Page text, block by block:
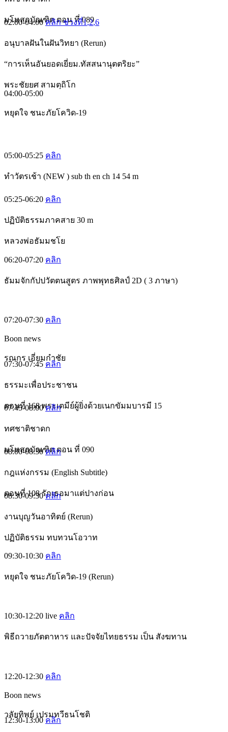
มโหสถบัณฑิต ตอน ที่ 089
02:00-04:00คลิก ช่วงที่1,2,6
อนุบาลฝันในฝันวิทยา (Rerun)
“การเห็นอันยอดเยี่ยม.ทัสสนานุตตริยะ”
พระชัยยศ สามตฺถิโก
04:00-05:00
หยุดใจ ชนะภัยโควิด-19
05:00-05:25 คลิก
ทำวัตรเช้า (NEW ) sub th en ch 14 54 m
05:25-06:20 คลิก
ปฏิบัติธรรมภาคสาย 30 m
หลวงพ่อธัมมชโย
06:20-07:20 คลิก
ธัมมจักกัปปวัตตนสูตร ภาพพุทธศิลป์ 2D ( 3 ภาษา)
07:20-07:30 คลิก
Boon news
รณกร เอี่ยมกำชัย
07:30-07:45 คลิก
ธรรมะเพื่อประชาชน
ตอนที่ 168 พระเตมีย์ผู้ยิ่งด้วยเนกขัมมบารมี 15
07:45-08:00คลิก
ทศชาติชาดก
มโหสถบัณฑิต ตอน ที่ 090
08:00-08:30คลิก
กฎแห่งกรรม (English Subtitle)
ตอนที่ 108 รักเธอมาแต่ปางก่อน
08:30-09:30คลิก
งานบุญวันอาทิตย์ (Rerun)
ปฏิบัติธรรม ทบทวนโอวาท
09:30-10:30 คลิก
หยุดใจ ชนะภัยโควิด-19 (Rerun)
10:30-12:20 live คลิก
พิธีถวายภัตตาหาร และปัจจัยไทยธรรม เป็น สังฆทาน
12:20-12:30 คลิก
Boon news
วลัยทิพย์ เปรมทวีธนโชติ
12:30-13:00 คลิก